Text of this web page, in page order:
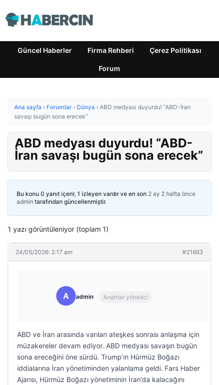
Güncel Haberler Firma Rehberi Çerez Politikası
Forum
Ana sayfa › Forumlar › Dünya › ABD medyası duyurdu! “ABD-İran
savaşı bugün sona erecek”
ABD medyası duyurdu! “ABD-
İran savaşı bugün sona erecek”
Bu konu 0 yanıt içerir, 1 izleyen vardır ve en son 2 ay 2 hafta önce
admin tarafından güncellenmiştir.
1 yazı görüntüleniyor (toplam 1)
24/05/2026: 2:17 am #21663
A admin Anahtar yönetici
ABD ve İran arasında varılan ateşkes sonrası anlaşma için
müzakereler devam ediyor. ABD medyası savaşın bugün
sona ereceğini öne sürdü. Trump’ın Hürmüz Boğazı
iddialarına İran yönetiminden yalanlama geldi. Fars Haber
Ajansı, Hürmüz Boğazı yönetiminin İran’da kalacağını